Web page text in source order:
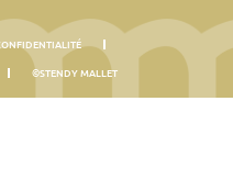
©STENDY MALLET